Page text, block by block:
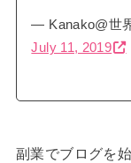
— Kanako@世
July 11, 2019
副業でブログを